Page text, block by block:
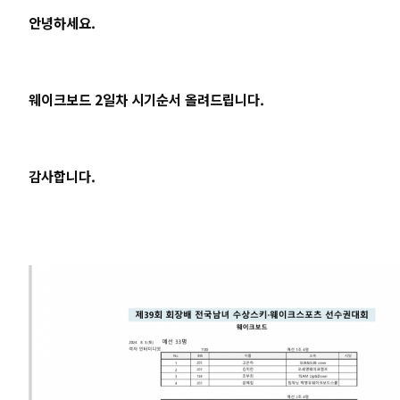
안녕하세요.
웨이크보드 2일차 시기순서 올려드립니다.
감사합니다.